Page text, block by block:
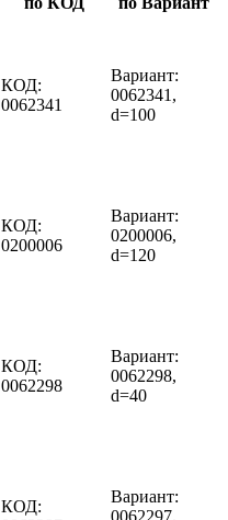
КОД:
0062341
Вариант:
0062341,
d=100
КОД:
0200006
Вариант:
0200006,
d=120
КОД:
0062298
Вариант:
0062298,
d=40
КОД:
Вариант:
0062297,